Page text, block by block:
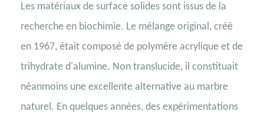
Les matériaux de surface solides sont issus de la
recherche en biochimie. Le mélange original, créé
en 1967, était composé de polymère acrylique et de
trihydrate d'alumine. Non translucide, il constituait
néanmoins une excellente alternative au marbre
naturel. En quelques années, des expérimentations